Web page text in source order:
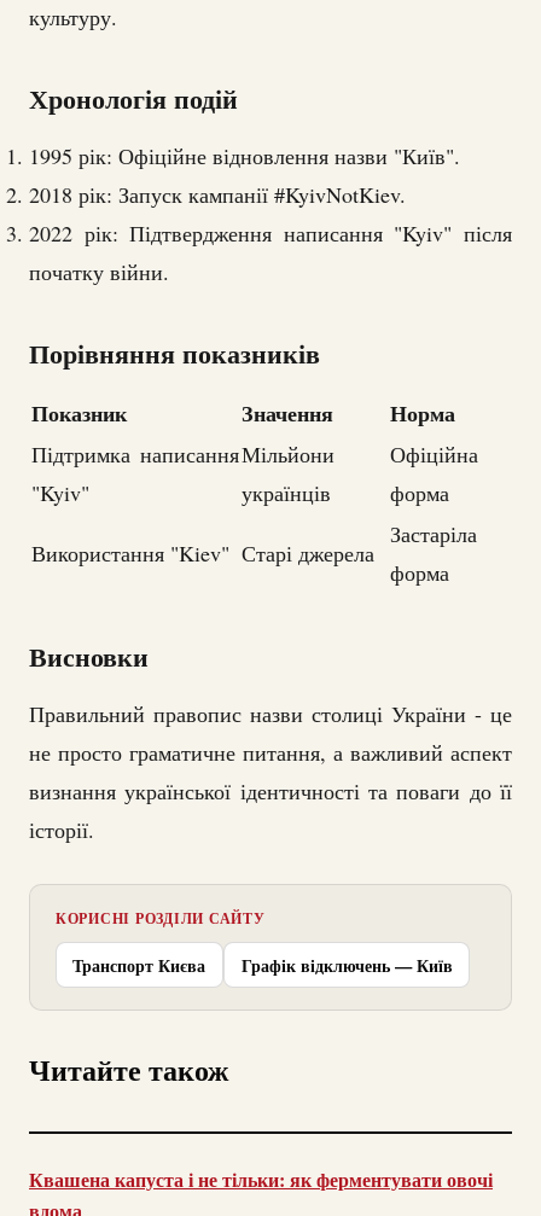
культуру.
Хронологія подій
1995 рік: Офіційне відновлення назви "Київ".
2018 рік: Запуск кампанії #KyivNotKiev.
2022 рік: Підтвердження написання "Kyiv" після
початку війни.
Порівняння показників
Показник Значення Норма
Підтримка написання
"Kyiv"
Мільйони
українців
Офіційна
форма
Використання "Kiev" Старі джерела
Застаріла
форма
Висновки
Правильний правопис назви столиці України - це
не просто граматичне питання, а важливий аспект
визнання української ідентичності та поваги до її
історії.
КОРИСНІ РОЗДІЛИ САЙТУ
Транспорт Києва Графік відключень — Київ
Читайте також
Квашена капуста і не тільки: як ферментувати овочі